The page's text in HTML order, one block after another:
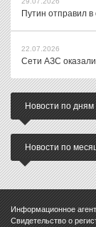
Путин отправил в
22.07.2026
Сети АЗС
Новости по дням
Новости по
Информационное
Свидетельство о